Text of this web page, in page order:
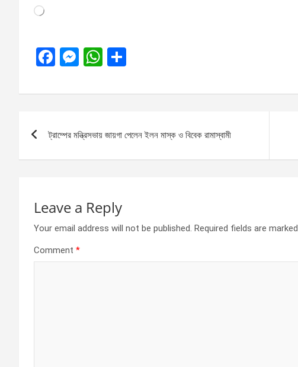
Loading…
F
ce
o
M
se
g
W
at
A
ar
navigation
ট্রাম্পের মন্ত্রিসভায় জায়গা পেলেন ইলন মাস্ক ও বিবেক রামাস্বামী
Leave a Reply
Your email address will not be published. Required fields are marked
Comment *